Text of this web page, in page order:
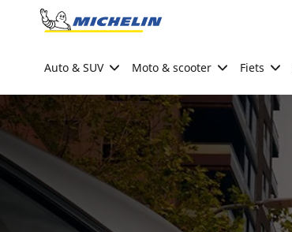
Go to page content
Auto & SUV Moto & scooter Fiets